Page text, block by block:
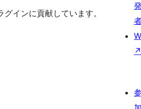
インに貢献しています。
発
↗
参